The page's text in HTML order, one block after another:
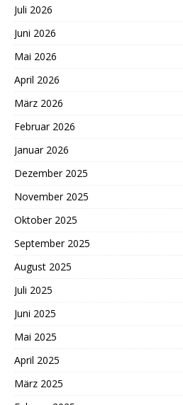
Juli 2026
Juni 2026
Mai 2026
April 2026
März 2026
Februar 2026
Januar 2026
Dezember 2025
November 2025
Oktober 2025
September 2025
August 2025
Juli 2025
Juni 2025
Mai 2025
April 2025
März 2025